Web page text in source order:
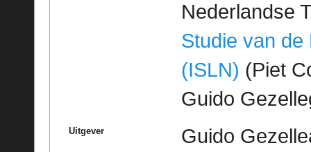
Nederlandse
Studie van de
(ISLN) (Piet
Guido
Uitgever Guido